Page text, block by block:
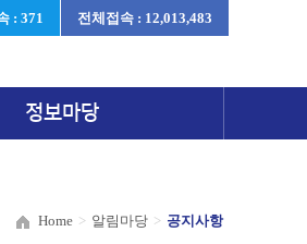
: 371 전체접속 : 12,013,483
정보마당
Home > 알림마당 > 공지사항